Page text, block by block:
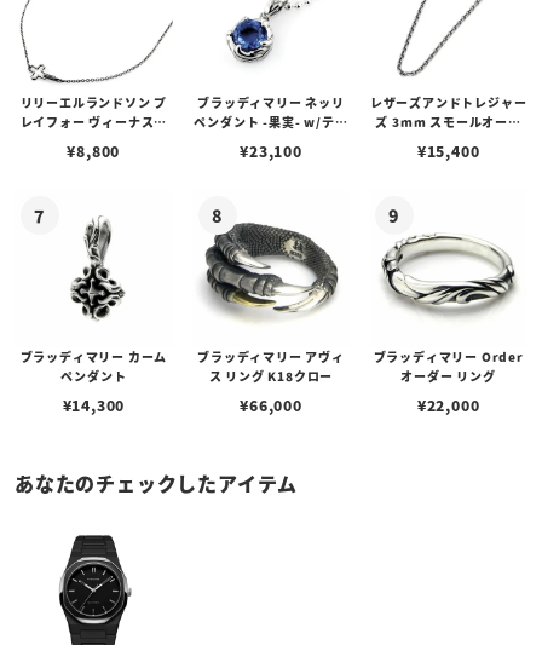
リリーエルランドソン プ
レイフォー ヴィーナスチ
¥8,800
ブラッディマリー ネッリ
ペンダント -果実- w/ティ
¥23,100
レザーズアンドトレジャー
ズ 3mm スモールオーバ
ブスタークラスプ＆LTロ
¥15,400
ブラッディマリー カーム
ペンダント
¥14,300
ブラッディマリー アヴィ
ス リング K18クロー
¥66,000
ブラッディマリー Order
オーダー リング
¥22,000
あなたのチェックしたアイテム